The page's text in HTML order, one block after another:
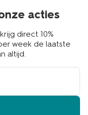
acties
direct 10%
week de laatste
altijd.